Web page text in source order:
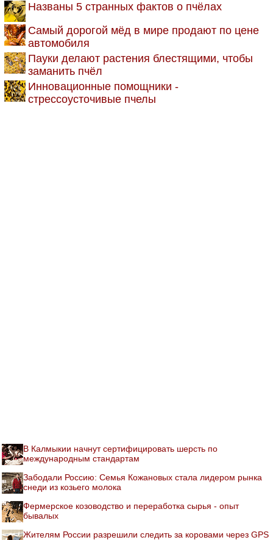
Названы 5 странных фактов о пчёлах
Самый дорогой мёд в мире продают по цене
автомобиля
Пауки делают растения блестящими, чтобы
заманить пчёл
Инновационные помощники -
стрессоусточивые пчелы
В Калмыкии начнут сертифицировать шерсть по
международным стандартам
Забодали Россию: Семья Кожановых стала лидером рынка
снеди из козьего молока
Фермерское козоводство и переработка сырья - опыт
бывалых
Жителям России разрешили следить за коровами через GPS